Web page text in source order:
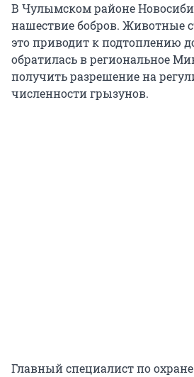
В Чулымском районе
нашествие бобров. Животные
это приводит к подтоплению
обратилась в региональное
получить разрешение на
численности грызунов.
Главный специалист по